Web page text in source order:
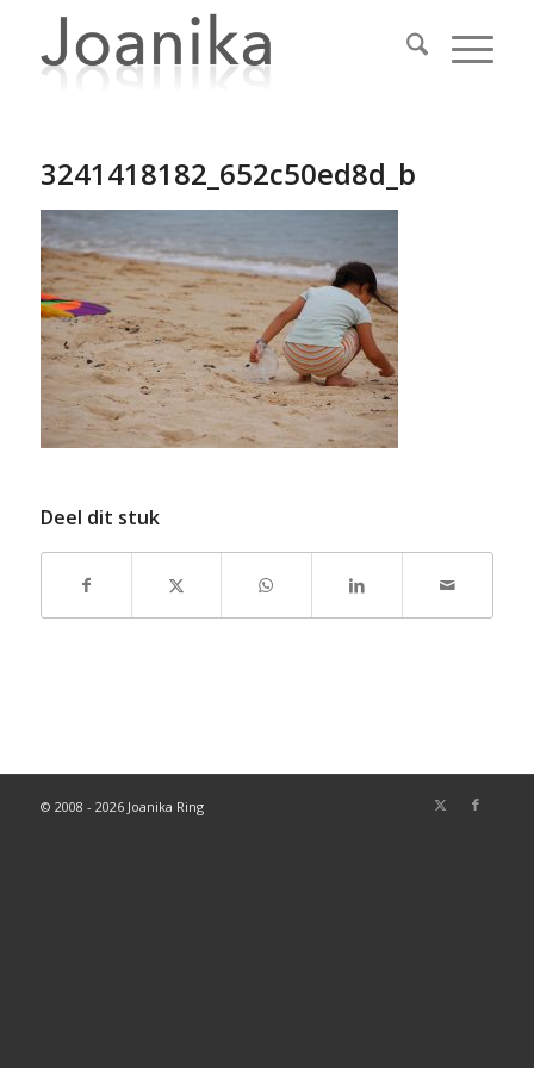
3241418182_652c50ed8d_b
Deel dit stuk
© 2008 - 2026 Joanika Ring